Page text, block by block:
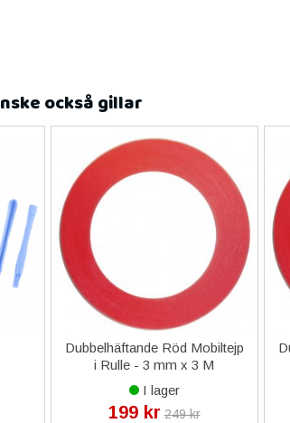
också gillar
Dubbelhäftande Röd Mobiltejp
i Rulle - 3 mm x 3 M
I lager
199 kr 249 kr